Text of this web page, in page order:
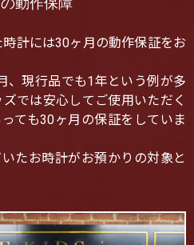
計には30ヶ月の動作保証をお
、現行品でも1年という例が多
では安心してご使用いただく
ても30ヶ月の保証をしていま
たお時計がお預かりの対象と